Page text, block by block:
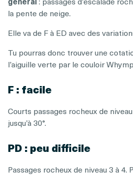
la pente de neige.
Elle va de F à ED avec des
Tu pourras donc trouver une
l’aiguille verte par le couloir
F : facile
Courts passages rocheux de
jusqu’à 30°.
PD : peu difficile
Passages rocheux de niveau 3 à 4.